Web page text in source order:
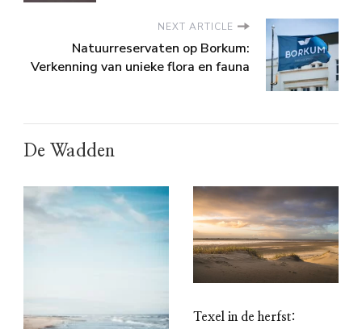
NEXT ARTICLE
Natuurreservaten op Borkum:
Verkenning van unieke flora en fauna
De Wadden
Texel in de herfst: